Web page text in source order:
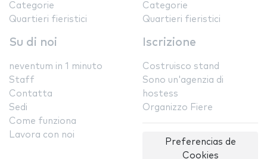
Categorie
Quartieri fieristici
Categorie
Quartieri fieristici
Su di noi
neventum in 1 minuto
Staff
Contatta
Sedi
Come funziona
Lavora con noi
Iscrizione
Costruisco stand
Sono un'agenzia di
hostess
Organizzo Fiere
Preferencias de
Cookies